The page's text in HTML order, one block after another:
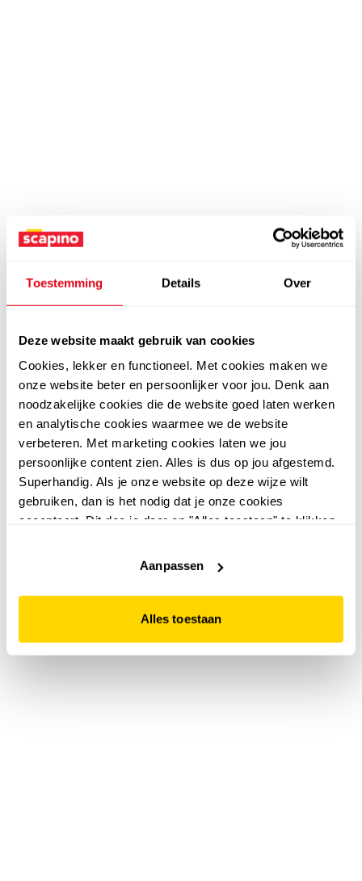
Toestemming Details Over
Deze website maakt gebruik van cookies
Cookies, lekker en functioneel. Met cookies maken we
onze website beter en persoonlijker voor jou. Denk aan
noodzakelijke cookies die de website goed laten werken
en analytische cookies waarmee we de website
verbeteren. Met marketing cookies laten we jou
persoonlijke content zien. Alles is dus op jou afgestemd.
Superhandig. Als je onze website op deze wijze wilt
gebruiken, dan is het nodig dat je onze cookies
accepteert. Dit doe je door op "Alles toestaan" te klikken.
website niet optimaal functioneert.
Aanpassen
Alles toestaan